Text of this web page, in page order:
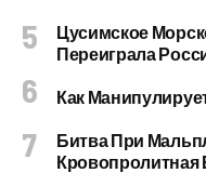
Цусимское
Переиграла
Как
Битва При
Кровопролитная